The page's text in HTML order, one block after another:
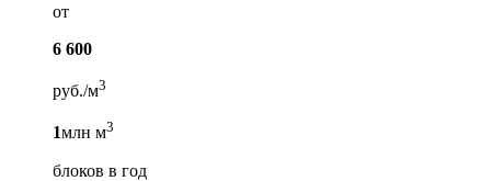
от
6 600
руб./м3
1млн м3
блоков в год